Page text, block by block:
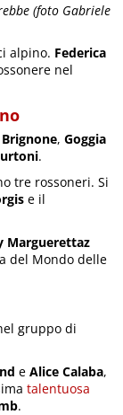
(foto Gabriele
alpino. Federica
nel
Brignone,Goggia
.
tre rossoneri. Si
e il
Marguerettaz
del Mondo delle
gruppo di
eAlice Calaba,
talentuosa
.